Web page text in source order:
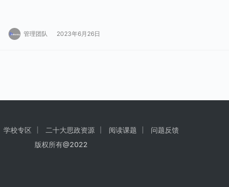
管理团队 2023年6月26日
学校专区 二十大思政资源 阅读课题
问题反馈
版权所有@2022